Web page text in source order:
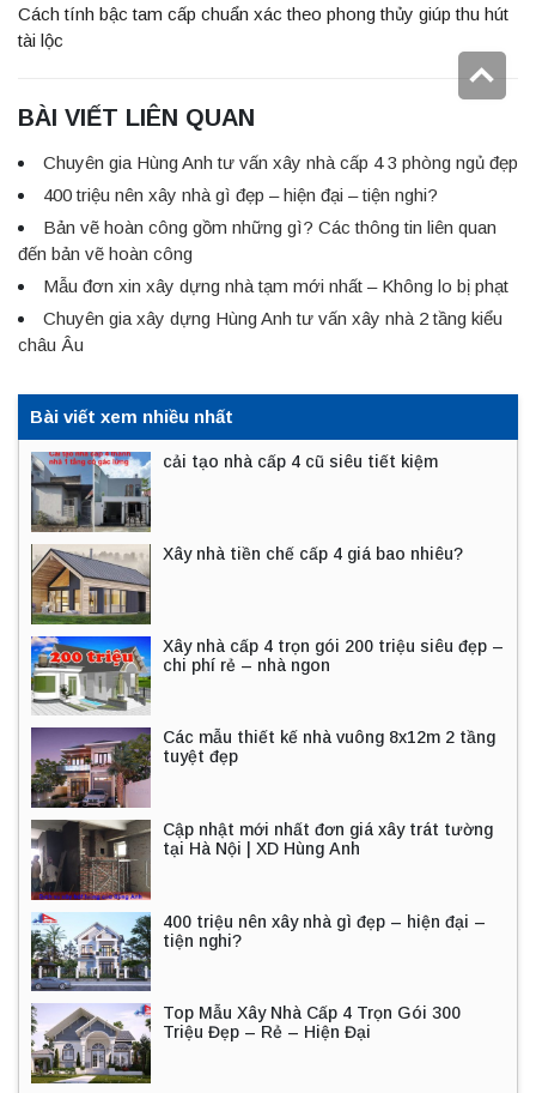
Cách tính bậc tam cấp chuẩn xác theo phong thủy giúp thu hút
tài lộc
BÀI VIẾT LIÊN QUAN
Chuyên gia Hùng Anh tư vấn xây nhà cấp 4 3 phòng ngủ đẹp
400 triệu nên xây nhà gì đẹp – hiện đại – tiện nghi?
Bản vẽ hoàn công gồm những gì? Các thông tin liên quan
đến bản vẽ hoàn công
Mẫu đơn xin xây dựng nhà tạm mới nhất – Không lo bị phạt
Chuyên gia xây dựng Hùng Anh tư vấn xây nhà 2 tầng kiểu
châu Âu
Bài viết xem nhiều nhất
cải tạo nhà cấp 4 cũ siêu tiết kiệm
Xây nhà tiền chế cấp 4 giá bao nhiêu?
Xây nhà cấp 4 trọn gói 200 triệu siêu đẹp –
chi phí rẻ – nhà ngon
Các mẫu thiết kế nhà vuông 8x12m 2 tầng
tuyệt đẹp
Cập nhật mới nhất đơn giá xây trát tường
tại Hà Nội | XD Hùng Anh
400 triệu nên xây nhà gì đẹp – hiện đại –
tiện nghi?
Top Mẫu Xây Nhà Cấp 4 Trọn Gói 300
Triệu Đẹp – Rẻ – Hiện Đại